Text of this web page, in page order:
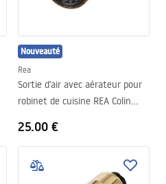
Nouveauté
Rea
Sortie d'air avec aérateur pour
robinet de cuisine REA Colin
25.00 €